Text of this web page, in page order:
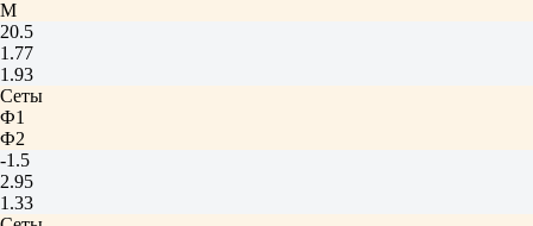
М
20.5
1.77
1.93
Сеты
Ф1
Ф2
-1.5
2.95
1.33